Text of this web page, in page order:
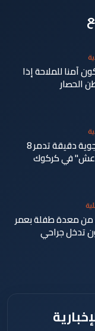
آمنا للملاحة إذا
الحصار
الإعلام الأمني: ضربات جوية دقيقة تدمر 8
في كركوك
من معدة طفلة بعمر
تدخل جراحي